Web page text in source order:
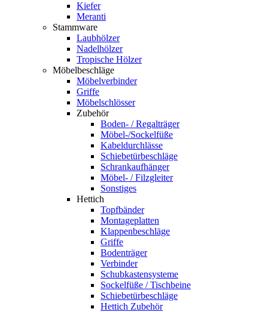
Kiefer
Meranti
Stammware
Laubhölzer
Nadelhölzer
Tropische Hölzer
Möbelbeschläge
Möbelverbinder
Griffe
Möbelschlösser
Zubehör
Boden- / Regalträger
Möbel-/Sockelfüße
Kabeldurchlässe
Schiebetürbeschläge
Schrankaufhänger
Möbel- / Filzgleiter
Sonstiges
Hettich
Topfbänder
Montageplatten
Klappenbeschläge
Griffe
Bodenträger
Verbinder
Schubkastensysteme
Sockelfüße / Tischbeine
Schiebetürbeschläge
Hettich Zubehör